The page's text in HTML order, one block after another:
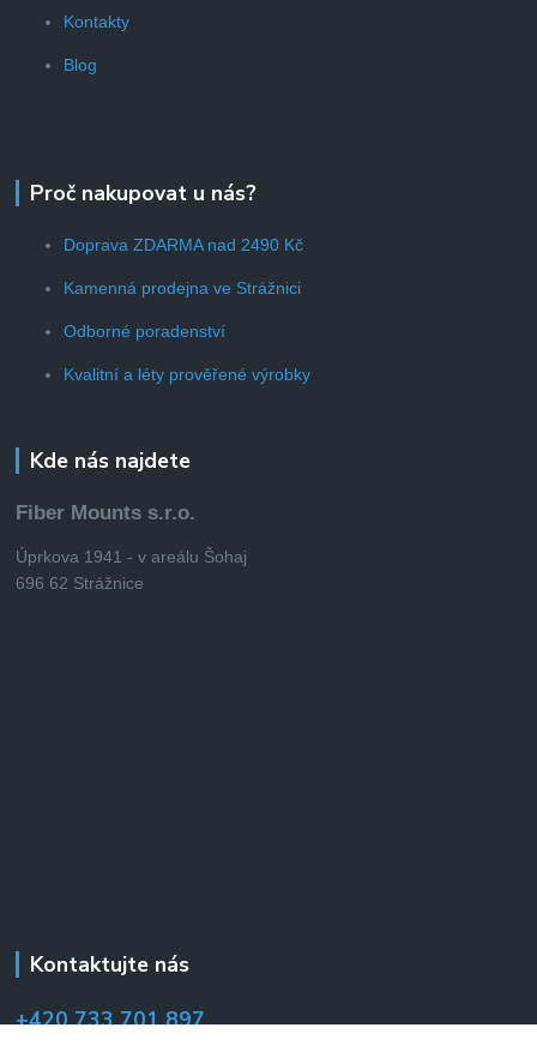
Kontakty
Blog
Proč nakupovat u nás?
Doprava ZDARMA nad 2490 Kč
Kamenná prodejna ve Strážnici
Odborné poradenství
Kvalitní a léty prověřené výrobky
Kde nás najdete
Fiber Mounts s.r.o.
Úprkova 1941 - v areálu Šohaj
696 62 Strážnice
Kontaktujte nás
+420 733 701 897